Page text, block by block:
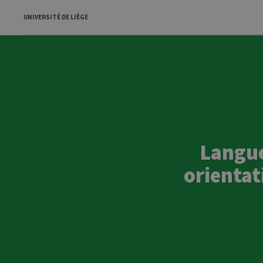
UNIVERSITÉ DE LIÈGE